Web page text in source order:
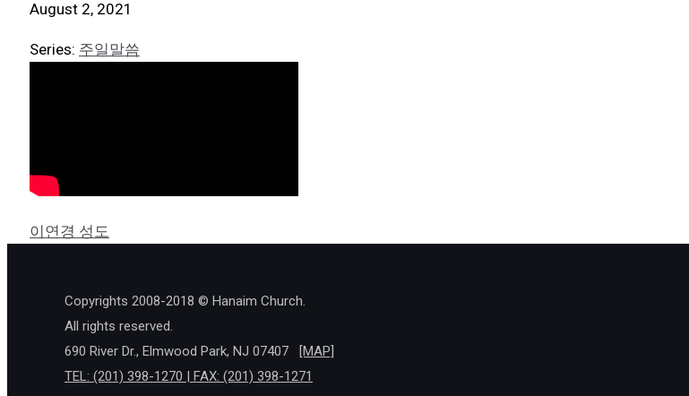
August 2, 2021
Series: 주일말씀
이연경 성도
Copyrights 2008-2018 © Hanaim Church.
All rights reserved.
690 River Dr., Elmwood Park, NJ 07407
[MAP]
TEL: (201) 398-1270 | FAX: (201) 398-1271